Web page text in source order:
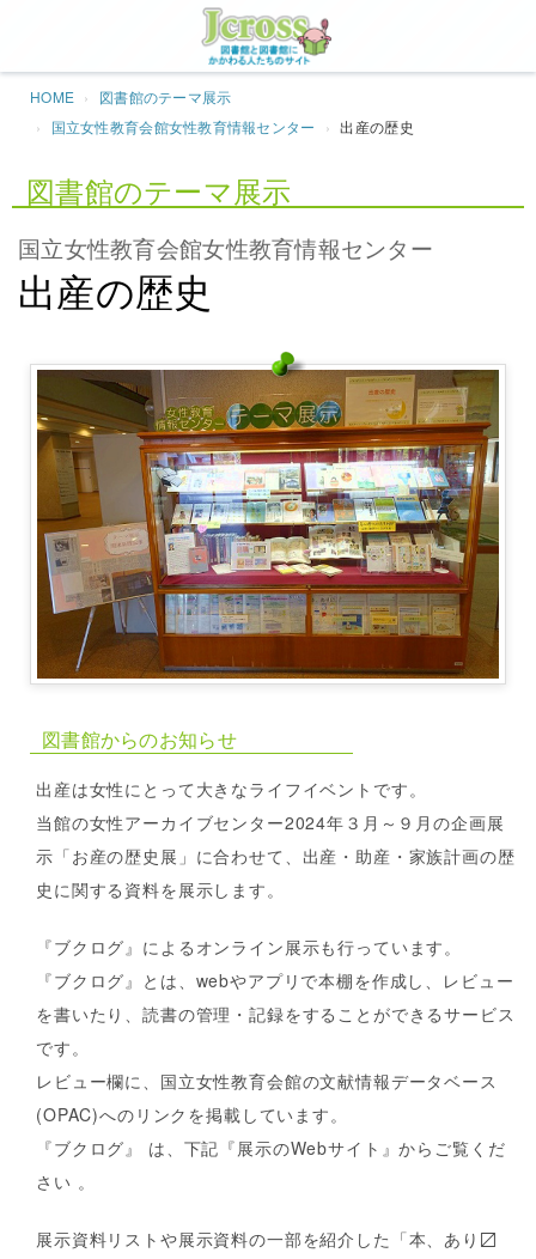
HOME
図書館のテーマ展示
国立女性教育会館女性教育情報センター
出産の歴史
図書館のテーマ展示
国立女性教育会館女性教育情報センター
出産の歴史
図書館からのお知らせ
出産は女性にとって大きなライフイベントです。
当館の女性アーカイブセンター2024年３月～９月の企画展
示「お産の歴史展」に合わせて、出産・助産・家族計画の歴
史に関する資料を展示します。
『ブクログ』によるオンライン展示も行っています。
『ブクログ』とは、webやアプリで本棚を作成し、レビュー
を書いたり、読書の管理・記録をすることができるサービス
です。
レビュー欄に、国立女性教育会館の文献情報データベース
(OPAC)へのリンクを掲載しています。
『ブクログ』 は、下記『展示のWebサイト』からご覧くだ
さい 。
展示資料リストや展示資料の一部を紹介した「本、あり〼